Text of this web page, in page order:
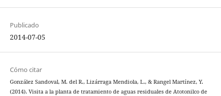
Publicado
2014-07-05
Cómo citar
González Sandoval, M. del R., Lizárraga Mendiola, L., & Rangel Martínez, Y.
(2014). Visita a la planta de tratamiento de aguas residuales de Atotonilco de